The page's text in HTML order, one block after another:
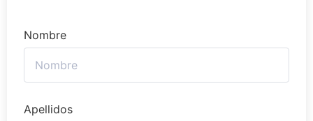
Nombre
Apellidos